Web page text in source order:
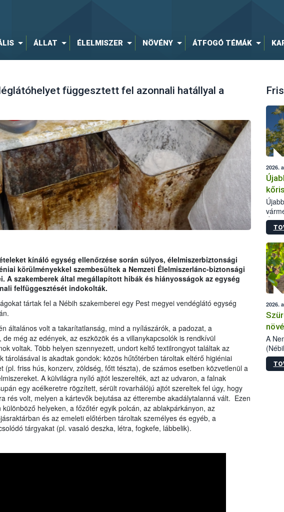
ÁLLAT ÉLELMISZER NÖVÉNY ÁTFOGÓ TÉMÁK
függesztett fel azonnali hatállyal a
kínáló egység ellenőrzése során súlyos, élelmiszerbiztonsági
körülményekkel szembesültek a Nemzeti Élelmiszerlánc-biztonsági
A szakemberek által megállapított hibák és hiányosságok az egység
felfüggesztését indokolták.
tártak fel a Nébih szakemberei egy Pest megyei vendéglátó egység
általános volt a takarítatlanság, mind a nyílászárók, a padozat, a
de még az edények, az eszközök és a villanykapcsolók is rendkívül
voltak. Több helyen szennyezett, undort keltő textilrongyot találtak az
tárolásával is akadtak gondok: közös hűtőtérben tároltak eltérő higiéniai
(pl. friss hús, konzerv, zöldség, főtt tészta), de számos esetben közvetlenül a
A külvilágra nyíló ajtót leszerelték, azt az udvaron, a falnak
egy acélkeretre rögzített, sérült rovarhálójú ajtót szereltek fel úgy, hogy
rés volt, melyen a kártevők bejutása az étterembe akadálytalanná vált. Ezen
helyeken, a főzőtér egyik polcán, az ablakpárkányon, az
és az emeleti előtérben tároltak személyes és egyéb, a
tárgyakat (pl. vasaló deszka, létra, fogkefe, lábbelik).
2026.
2026.
A